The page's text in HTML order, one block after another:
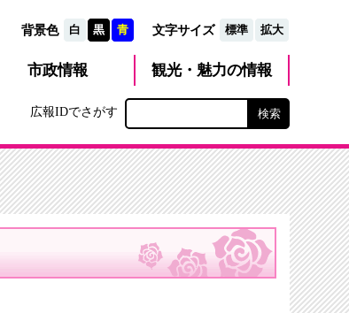
背景色 白 黒 青 文字サイズ 標準 拡大
市政情報 観光・魅力の情報
広報IDでさがす